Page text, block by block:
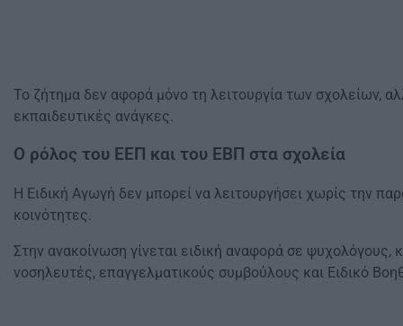
Το ζήτημα δεν αφορά μόνο τη λειτουργία των σχολείων,
εκπαιδευτικές ανάγκες.
Ο ρόλος του ΕΕΠ και του ΕΒΠ στα σχολεία
Η Ειδική Αγωγή δεν μπορεί να λειτουργήσει χωρίς την
κοινότητες.
Στην ανακοίνωση γίνεται ειδική αναφορά σε
νοσηλευτές, επαγγελματικούς συμβούλους και Ειδικό